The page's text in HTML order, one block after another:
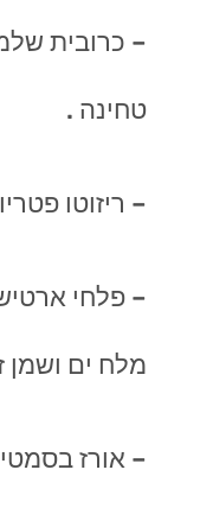
– כרובית
טחינה .
– ריזוטו
– פלחי
מלח ים ושמן
– אורז